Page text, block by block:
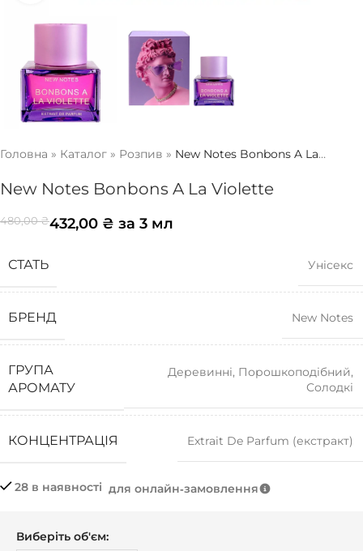
Головна » Каталог » Розпив » New Notes Bonbons A La
New Notes Bonbons A La Violette
480,00₴432,00 ₴ за 3 мл
СТАТЬ Унісекс
БРЕНД New Notes
ГРУПА
АРОМАТУ
Деревинні, Порошкоподібний,
Солодкі
КОНЦЕНТРАЦІЯ Extrait De Parfum (екстракт)
28 в наявності для онлайн‑замовлення
Виберіть об'єм: